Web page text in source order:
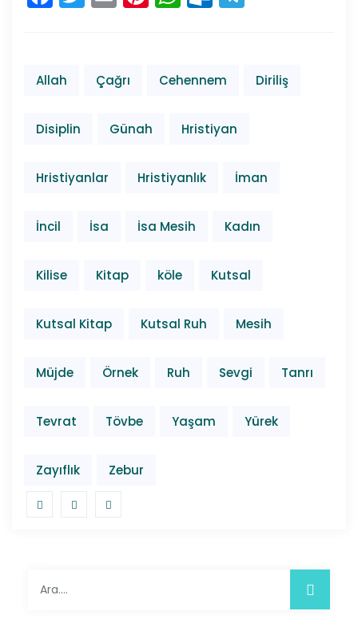
Allah Çağrı Cehennem Diriliş
Disiplin Günah Hristiyan
Hristiyanlar Hristiyanlık İman
İncil İsa İsa Mesih Kadın
Kilise Kitap köle Kutsal
Kutsal Kitap Kutsal Ruh Mesih
Müjde Örnek Ruh Sevgi Tanrı
Tevrat Tövbe Yaşam Yürek
Zayıflık Zebur